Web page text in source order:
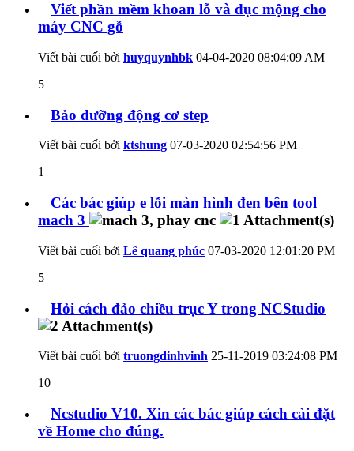
Viết phần mềm khoan lỗ và đục mộng cho
máy CNC gỗ
Viết bài cuối bởi huyquynhbk 04-04-2020 08:04:09 AM
5
Bảo dưỡng động cơ step
Viết bài cuối bởi ktshung 07-03-2020 02:54:56 PM
1
Các bác giúp e lỗi màn hình đen bên tool
mach 3
Viết bài cuối bởi Lê quang phúc 07-03-2020 12:01:20 PM
5
Hỏi cách đảo chiều trục Y trong NCStudio
Viết bài cuối bởi truongdinhvinh 25-11-2019 03:24:08 PM
10
Ncstudio V10. Xin các bác giúp cách cài đặt
về Home cho đúng.